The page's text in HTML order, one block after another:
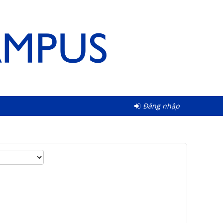
Đăng nhập